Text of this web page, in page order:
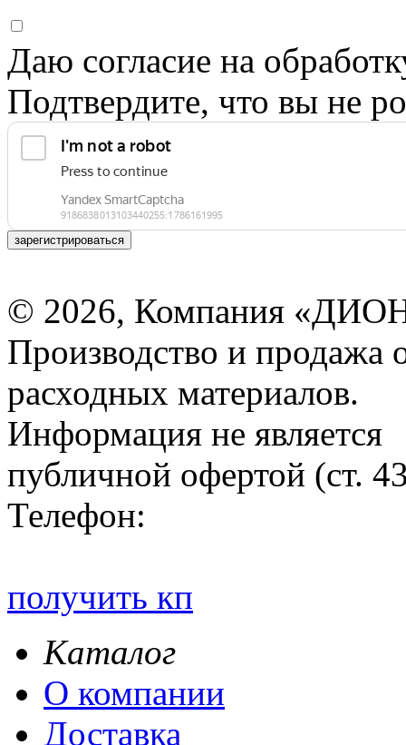
Даю согласие на
Подтвердите, что вы не
зарегистрироваться
© 2026, Компания
Производство и продажа
расходных материалов.
Информация не является
публичной офертой (ст.
Телефон:
получить кп
Каталог
О компании
Доставка